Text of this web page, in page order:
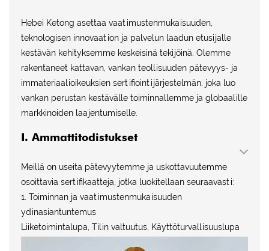
Hebei Ketong asettaa vaatimustenmukaisuuden,
teknologisen innovaation ja palvelun laadun etusijalle
kestävän kehityksemme keskeisinä tekijöinä. Olemme
rakentaneet kattavan, vankan teollisuuden pätevyys- ja
immateriaalioikeuksien sertifiointijärjestelmän, joka luo
vankan perustan kestävälle toiminnallemme ja globaalille
markkinoiden laajentumiselle.
I. Ammattitodistukset
Meillä on useita pätevyytemme ja uskottavuutemme
osoittavia sertifikaatteja, jotka luokitellaan seuraavasti:
1. Toiminnan ja vaatimustenmukaisuuden
ydinasiantuntemus
Liiketoimintalupa, Tilin valtuutus, Käyttöturvallisuuslupa